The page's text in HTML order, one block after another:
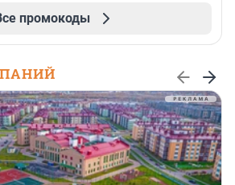
промокоды